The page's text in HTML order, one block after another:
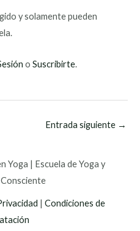
y solamente pueden
o Suscribirte.
Entrada siguiente →
Yoga | Escuela de Yoga y
| Condiciones de